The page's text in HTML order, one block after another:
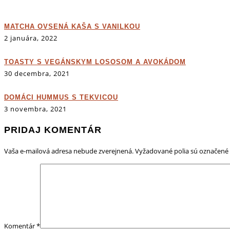
MATCHA OVSENÁ KAŠA S VANILKOU
2 januára, 2022
TOASTY S VEGÁNSKYM LOSOSOM A AVOKÁDOM
30 decembra, 2021
DOMÁCI HUMMUS S TEKVICOU
3 novembra, 2021
PRIDAJ KOMENTÁR
Vaša e-mailová adresa nebude zverejnená.Vyžadované polia sú označené
Komentár*